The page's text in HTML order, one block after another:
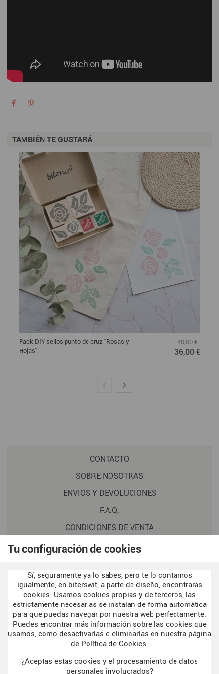
Tu configuración de cookies
Sí, seguramente ya lo sabes, pero te lo contamos
igualmente, en biterswit, a parte de diseño, encontrarás
cookies. Usamos cookies propias y de terceros, las
estrictamente necesarias se instalan de forma automática
para que puedas navegar por nuestra web perfectamente.
Puedes encontrar más información sobre las cookies que
usamos, como desactivarlas o eliminarlas en nuestra página
de Política de Cookies.
¿Aceptas estas cookies y el procesamiento de datos
personales involucrados?
TAMBIÉN TE GUSTARÁ
Pack DIY sellos punto de cruz "Rosas y
Hojas"
40,00 €
36,00 €
CONTACTO
SOBRE NOSOTRAS
ENVIOS Y DEVOLUCIONES
F.A.Q.
CONDICIONES DE VENTA
POLITICA DE PRIVACIDAD
AVISO LEGAL
POLÍTICA DE COOKIES
WELCOME TO OUR
DARK SIDE
BITERSWIT STUDIO